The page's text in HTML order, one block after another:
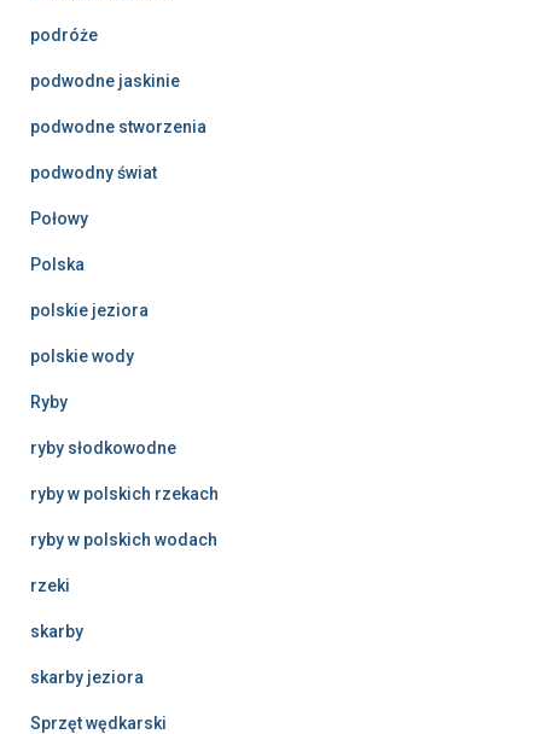
podróże
podwodne jaskinie
podwodne stworzenia
podwodny świat
Połowy
Polska
polskie jeziora
polskie wody
Ryby
ryby słodkowodne
ryby w polskich rzekach
ryby w polskich wodach
rzeki
skarby
skarby jeziora
Sprzęt wędkarski